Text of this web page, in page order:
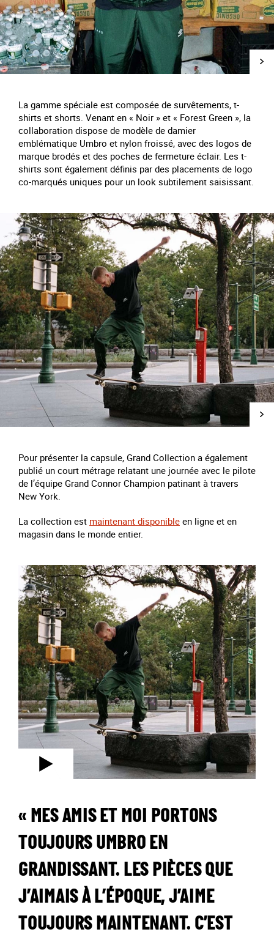
La gamme spéciale est composée de survêtements, t-
shirts et shorts. Venant en « Noir » et « Forest Green », la
collaboration dispose de modèle de damier
emblématique Umbro et nylon froissé, avec des logos de
marque brodés et des poches de fermeture éclair. Les t-
shirts sont également définis par des placements de logo
co-marqués uniques pour un look subtilement saisissant.
Pour présenter la capsule, Grand Collection a également
publié un court métrage relatant une journée avec le pilote
de l’équipe Grand Connor Champion patinant à travers
New York.
La collection est maintenant disponible en ligne et en
magasin dans le monde entier.
« MES AMIS ET MOI PORTONS
TOUJOURS UMBRO EN
GRANDISSANT. LES PIÈCES QUE
J’AIMAIS À L’ÉPOQUE, J’AIME
TOUJOURS MAINTENANT. C’EST